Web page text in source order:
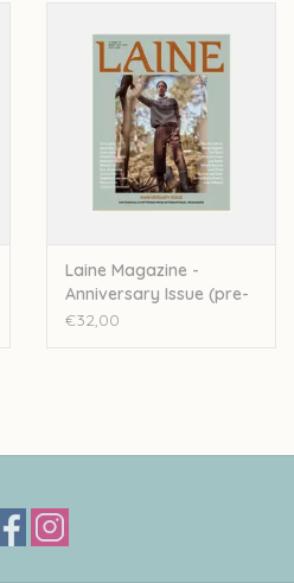
Laine Magazine -
Anniversary Issue (pre-
order)
€32,00